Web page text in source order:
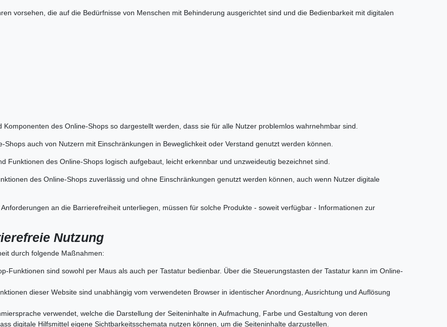
vorsehen, die auf die Bedürfnisse von Menschen mit Behinderung ausgerichtet sind und die Bedienbarkeit mit digitalen
des Online-Shops so dargestellt werden, dass sie für alle Nutzer problemlos wahrnehmbar sind.
auch von Nutzern mit Einschränkungen in Beweglichkeit oder Verstand genutzt werden können.
Funktionen des Online-Shops logisch aufgebaut, leicht erkennbar und unzweideutig bezeichnet sind.
des Online-Shops zuverlässig und ohne Einschränkungen genutzt werden können, auch wenn Nutzer digitale
an die Barrierefreiheit unterliegen, müssen für solche Produkte - soweit verfügbar - Informationen zur
Nutzung
durch folgende Maßnahmen:
Funktionen sind sowohl per Maus als auch per Tastatur bedienbar. Über die Steuerungstasten der Tastatur kann im Online-
dieser Website sind unabhängig vom verwendeten Browser in identischer Anordnung, Ausrichtung und Auflösung
verwendet, welche die Darstellung der Seiteninhalte in Aufmachung, Farbe und Gestaltung von deren
digitale Hilfsmittel eigene Sichtbarkeitsschemata nutzen können, um die Seiteninhalte darzustellen.